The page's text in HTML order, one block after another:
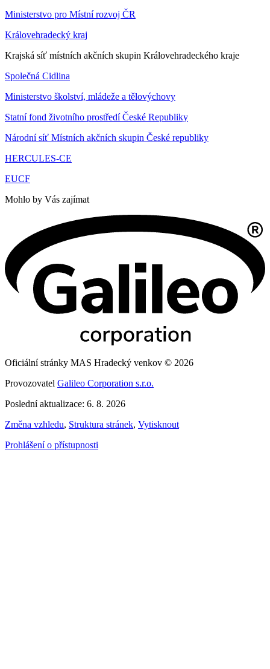
Ministerstvo pro Místní rozvoj ČR
Královehradecký kraj
Krajská síť místních akčních skupin Královehradeckého kraje
Společná Cidlina
Ministerstvo školství, mládeže a tělovýchovy
Statní fond životního prostředí České Republiky
Národní síť Místních akčních skupin České republiky
HERCULES-CE
EUCF
Mohlo by Vás zajímat
Oficiální stránky MAS Hradecký venkov © 2026
Provozovatel Galileo Corporation s.r.o.
Poslední aktualizace: 6. 8. 2026
Změna vzhledu, Struktura stránek, Vytisknout
Prohlášení o přístupnosti